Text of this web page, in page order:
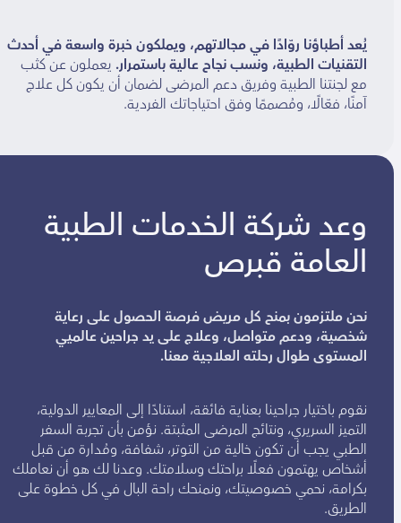
يُعد أطباؤنا روّادًا في مجالاتهم، ويملكون خبرة واسعة في أحدث
التقنيات الطبية، ونسب نجاح عالية باستمرار.يعملون عن كثب
مع لجنتنا الطبية وفريق دعم المرضى لضمان أن يكون كل علاج
آمنًا، فعّالًا، ومُصممًا وفق احتياجاتك الفردية.
وعد شركة الخدمات الطبية
العامة قبرص
نحن ملتزمون بمنح كل مريض فرصة الحصول على رعاية
شخصية، ودعم متواصل، وعلاج على يد جراحين عالميي
المستوى طوال رحلته العلاجية معنا.
نقوم باختيار جراحينا بعناية فائقة، استنادًا إلى المعايير الدولية،
التميز السريري، ونتائج المرضى المثبتة. نؤمن بأن تجربة السفر
الطبي يجب أن تكون خالية من التوتر، شفافة، ومُدارة من قبل
أشخاص يهتمون فعلًا براحتك وسلامتك. وعدنا لك هو أن نعاملك
بكرامة، نحمي خصوصيتك، ونمنحك راحة البال في كل خطوة على
الطريق.